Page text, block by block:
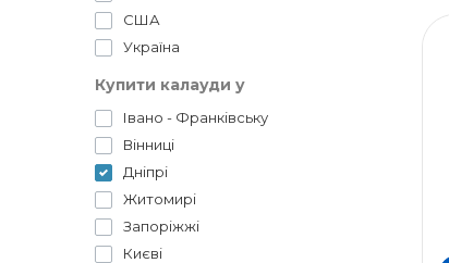
США
Україна
Купити калауди у
Івано - Франківську
Вінниці
Дніпрі
Житомирі
Запоріжжі
Києві